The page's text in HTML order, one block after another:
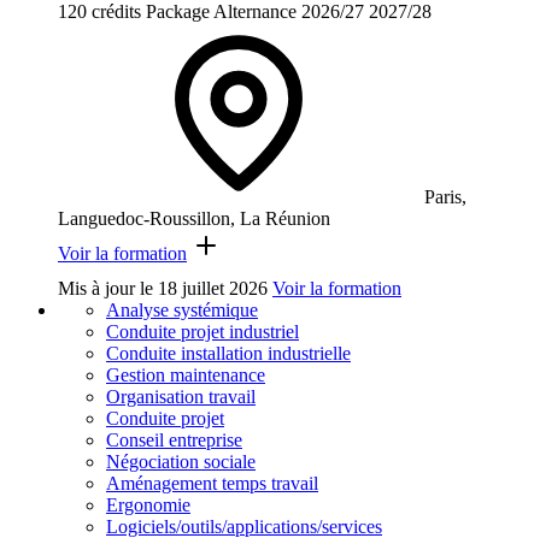
120 crédits Package Alternance 2026/27 2027/28
Paris,
Languedoc-Roussillon, La Réunion
Voir la formation
Mis à jour le 18 juillet 2026 Voir la formation
Analyse systémique
Conduite projet industriel
Conduite installation industrielle
Gestion maintenance
Organisation travail
Conduite projet
Conseil entreprise
Négociation sociale
Aménagement temps travail
Ergonomie
Logiciels/outils/applications/services